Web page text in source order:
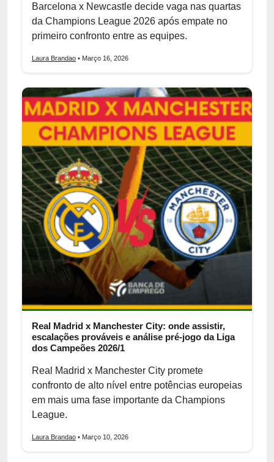
Barcelona x Newcastle decide vaga nas quartas
da Champions League 2026 após empate no
primeiro confronto entre as equipes.
Laura Brandao • Março 16, 2026
Real Madrid x Manchester City: onde assistir,
escalações prováveis e análise pré-jogo da Liga
dos Campeões 2026/1
Real Madrid x Manchester City promete
confronto de alto nível entre potências europeias
em mais uma fase importante da Champions
League.
Laura Brandao • Março 10, 2026